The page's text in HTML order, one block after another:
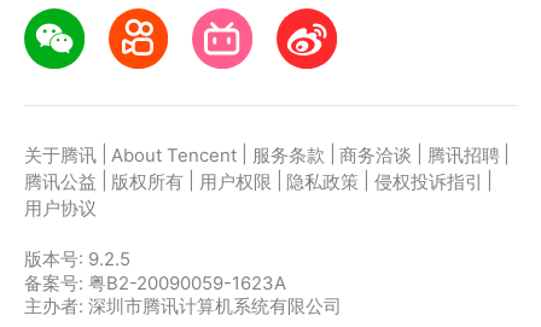
关于腾讯 About Tencent 服务条款 商务洽谈 腾讯招聘
腾讯公益
版权所有 用户权限 隐私政策 侵权投诉指引
用户协议
版本号: 9.2.5
备案号: 粤B2-20090059-1623A
主办者: 深圳市腾讯计算机系统有限公司